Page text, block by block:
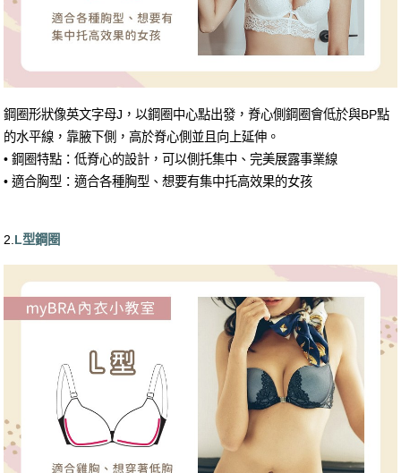
鋼圈形狀像英文字母J，以鋼圈中心點出發，脊心側鋼圈會低於與BP點
的水平線，靠腋下側，高於脊心側並且向上延伸。
• 鋼圈特點：低脊心的設計，可以側托集中、完美展露事業線
• 適合胸型：適合各種胸型、想要有集中托高效果的女孩
2. L型鋼圈